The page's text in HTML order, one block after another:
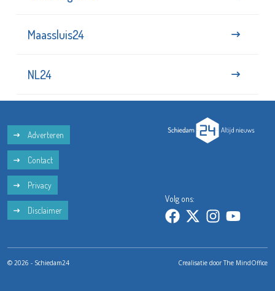
Maassluis24
NL24
Adverteren
Contact
Privacy
Disclaimer
Volg ons:
© 2026 - Schiedam24 Crealisatie doorThe MindOffice